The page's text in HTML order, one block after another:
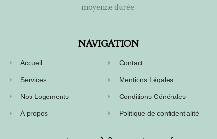
moyenne durée.
NAVIGATION
Accueil
Services
Nos Logements
À propos
Contact
Mentions Légales
Conditions Générales
Politique de confidentialité